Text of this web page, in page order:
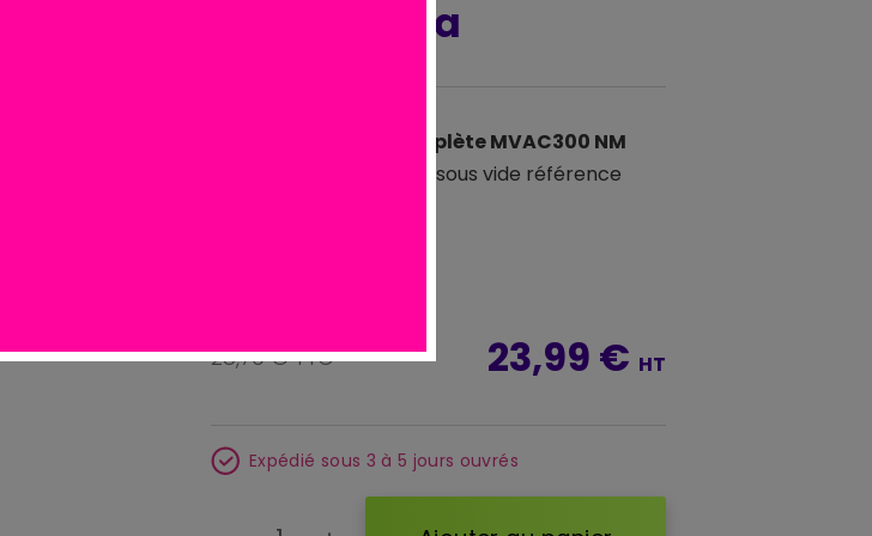
NM Maxima
Unité de soudure complète MVAC300 NM
pour machine sous vide référence
28,79 € TTC 23,99 € HT
Expédié sous 3 à 5 jours ouvrés